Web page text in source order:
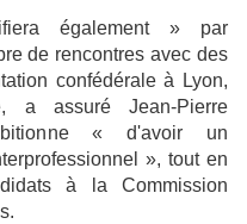
également » par
de rencontres avec des
confédérale à Lyon,
a assuré Jean-Pierre
« d'avoir un
», tout en
à la Commission